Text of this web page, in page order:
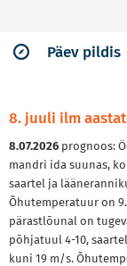
Päev pildis
8. juuli ilm
8.07.2026 prognoos:
mandri ida suunas,
saartel ja
Õhutemperatuur on
pärastlõunal on
põhjatuul 4-10,
kuni 19 m/s.